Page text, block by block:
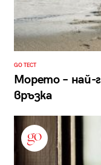
GO ТЕСТ
Морето – най-
връзка